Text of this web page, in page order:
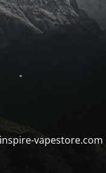
vapestore.com